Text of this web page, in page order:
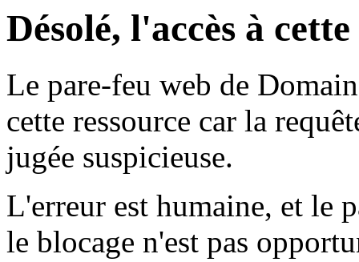
Désolé, l'accès à
Le pare-feu web de
cette ressource car la
jugée suspicieuse.
L'erreur est humaine, et le
le blocage n'est pas